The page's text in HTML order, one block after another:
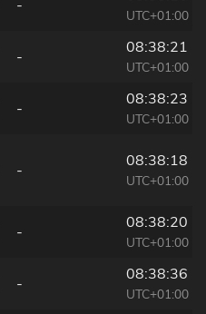
-
UTC+01:00
-
08:38:21
UTC+01:00
-
08:38:23
UTC+01:00
-
08:38:18
UTC+01:00
-
08:38:20
UTC+01:00
-
08:38:36
UTC+01:00